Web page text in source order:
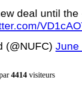
deal until
(@NUFC) June
4414 visiteurs